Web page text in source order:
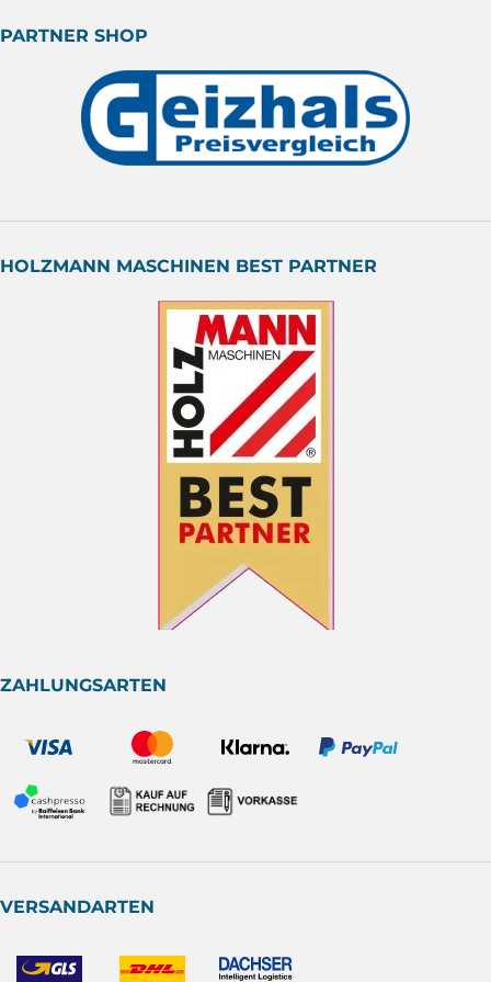
PARTNER SHOP
HOLZMANN MASCHINEN BEST PARTNER
ZAHLUNGSARTEN
VERSANDARTEN